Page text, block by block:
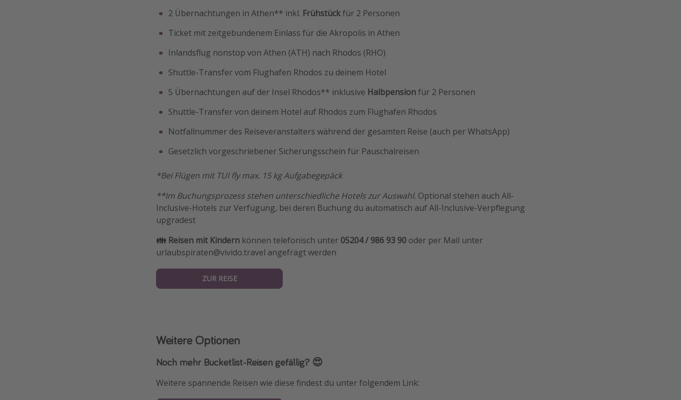
2 Übernachtungen in Athen** inkl. Frühstückfür 2 Personen
Ticket mit zeitgebundenem Einlass für die Akropolis in Athen
Inlandsflug nonstop von Athen (ATH) nach Rhodos (RHO)
Shuttle-Transfer vom Flughafen Rhodos zu deinem Hotel
5 Übernachtungen auf der Insel Rhodos** inklusive Halbpensionfür 2 Personen
Shuttle-Transfer von deinem Hotel auf Rhodos zum Flughafen Rhodos
Notfallnummer des Reiseveranstalters während der gesamten Reise (auch per WhatsApp)
Gesetzlich vorgeschriebener Sicherungsschein für Pauschalreisen
*Bei Flügen mit TUI fly max. 15 kg Aufgabegepäck
**Im Buchungsprozess stehen unterschiedliche Hotels zur Auswahl. Optional stehen auch All-
Inclusive-Hotels zur Verfügung, bei deren Buchung du automatisch auf All-Inclusive-Verpflegung
upgradest
👪 Reisen mit Kindern können telefonisch unter 05204 / 986 93 90 oder per Mail unter
urlaubspiraten@vivido.travel angefragt werden
ZUR REISE
Weitere Optionen
Noch mehr Bucketlist-Reisen gefällig? 😍
Weitere spannende Reisen wie diese findest du unter folgendem Link: